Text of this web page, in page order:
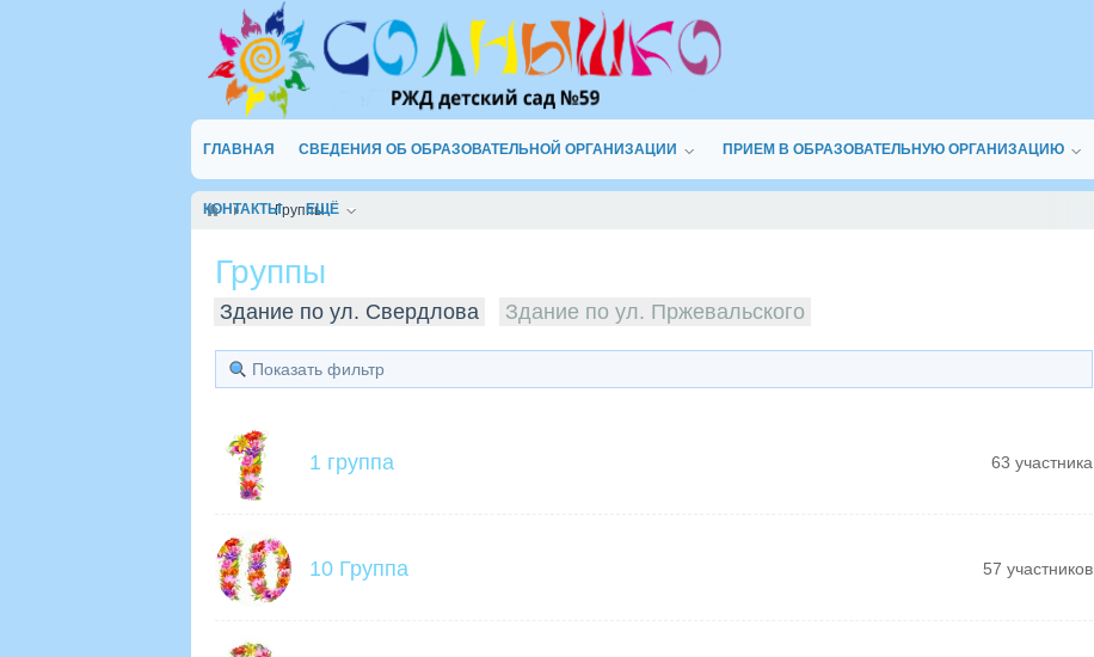
ГЛАВНАЯ СВЕДЕНИЯ ОБ ОБРАЗОВАТЕЛЬНОЙ ОРГАНИЗАЦИИ ПРИЕМ В ОБРАЗОВАТЕЛЬНУЮ ОРГАНИЗАЦИЮ
КОНТАКТЫ ЕЩЁ
Группы
Группы
Здание по ул. Свердлова Здание по ул. Пржевальского
Показать фильтр
1 группа 63 участника
10 Группа 57 участников